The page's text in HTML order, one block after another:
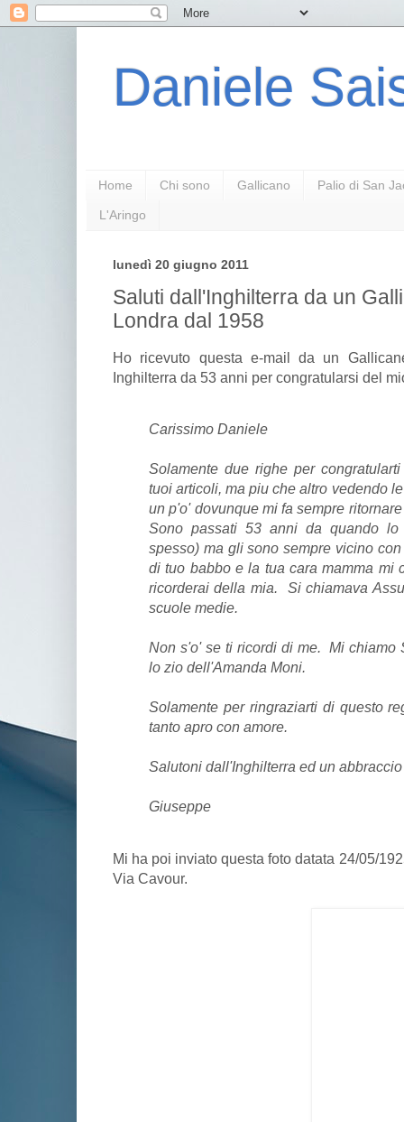
Daniele
Home Chi sono Gallicano Palio di San
L'Aringo
lunedì 20 giugno 2011
Saluti dall'Inghilterra da un
Londra dal 1958
Ho ricevuto questa e-mail da un
Inghilterra da 53 anni per congratularsi del
Carissimo Daniele
Solamente due righe per
tuoi articoli, ma piu che altro vedendo
un p'o' dovunque mi fa sempre
Sono passati 53 anni da quando
spesso) ma gli sono sempre vicino
di tuo babbo e la tua cara mamma mi
ricorderai della mia. Si chiamava
scuole medie.
Non s'o' se ti ricordi di me. Mi chiamo
lo zio dell'Amanda Moni.
Solamente per ringraziarti di questo
tanto apro con amore.
Salutoni dall'Inghilterra ed un abbraccio
Giuseppe
Mi ha poi inviato questa foto datata 24/05/
Via Cavour.